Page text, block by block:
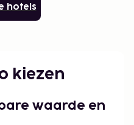
hotels
kiezen
waarde en